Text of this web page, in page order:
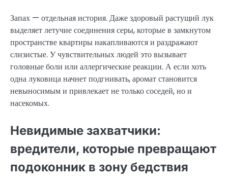
Запах — отдельная история. Даже здоровый растущий лук
выделяет летучие соединения серы, которые в замкнутом
пространстве квартиры накапливаются и раздражают
слизистые. У чувствительных людей это вызывает
головные боли или аллергические реакции. А если хоть
одна луковица начнет подгнивать, аромат становится
невыносимым и привлекает не только соседей, но и
насекомых.
Невидимые захватчики:
вредители, которые превращают
подоконник в зону бедствия